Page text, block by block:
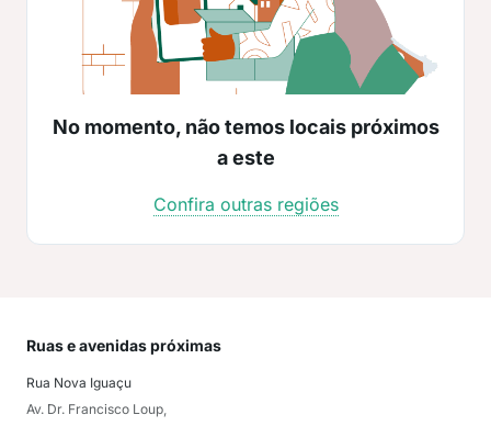
No momento, não temos locais próximos
a este
Confira outras regiões
Ruas e avenidas próximas
Rua Nova Iguaçu
Av. Dr. Francisco Loup,